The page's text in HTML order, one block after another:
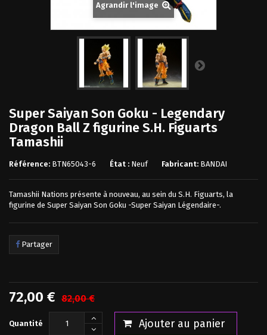
Agrandir l'image
Super Saiyan Son Goku - Legendary
Dragon Ball Z figurine S.H. Figuarts
Tamashii
Référence: BTN65043-6 État : Neuf Fabricant: BANDAI
Tamashii Nations présente à nouveau, au sein du S.H. Figuarts, la
figurine de Super Saiyan Son Goku -Super Saiyan Légendaire-.
Partager
72,00 € 82,00 €
Quantité Ajouter au panier